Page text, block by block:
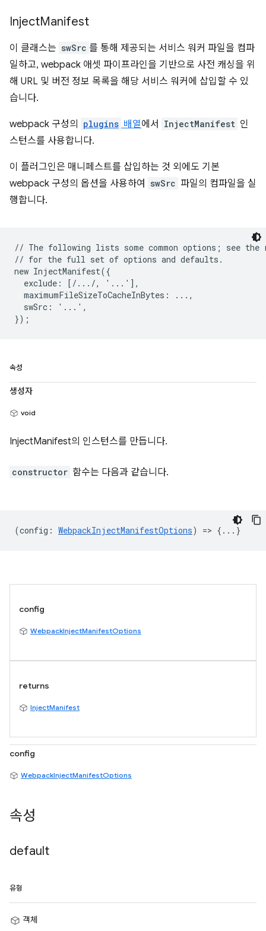
InjectManifest
이 클래스는 swSrc 를 통해 제공되는 서비스 워커 파일을 컴파
일하고, webpack 애셋 파이프라인을 기반으로 사전 캐싱을 위
해 URL 및 버전 정보 목록을 해당 서비스 워커에 삽입할 수 있
습니다.
webpack 구성의 plugins 배열에서 InjectManifest 인
스턴스를 사용합니다.
이 플러그인은 매니페스트를 삽입하는 것 외에도 기본
webpack 구성의 옵션을 사용하여
swSrc 파일의 컴파일을 실
행합니다.
// The following lists some common options; see the
// for the full set of options and defaults.
new InjectManifest({
  exclude: [/.../, '...'],
  maximumFileSizeToCacheInBytes: ...,
  swSrc: '...',
속성
생성자
void
InjectManifest의 인스턴스를 만듭니다.
constructor 함수는 다음과 같습니다.
(config : WebpackInjectManifestOptions) => {...}
config
WebpackInjectManifestOptions
returns
InjectManifest
config
WebpackInjectManifestOptions
속성
default
유형
객체